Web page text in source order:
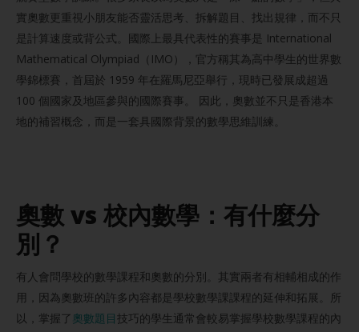
實奧數更重視小朋友能否靈活思考、拆解題目、找出規律，而不只
是計算速度或背公式。國際上最具代表性的賽事是 International
Mathematical Olympiad（IMO），官方稱其為高中學生的世界數
學錦標賽，首屆於 1959 年在羅馬尼亞舉行，現時已發展成超過
100 個國家及地區參與的國際賽事。 因此，奧數並不只是香港本
地的補習概念，而是一套具國際背景的數學思維訓練。
奧數 vs 校內數學：有什麼分
別？
有人會問學校的數學課程和奧數的分別。其實兩者有相輔相成的作
用，因為奧數班的許多內容都是學校數學課課程的延伸和拓展。所
以，掌握了 奧數題目技巧的學生通常會較易掌握學校數學課程的內